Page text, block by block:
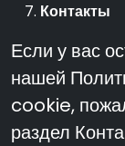
Контакты
Если у вас
нашей
cookie,
раздел